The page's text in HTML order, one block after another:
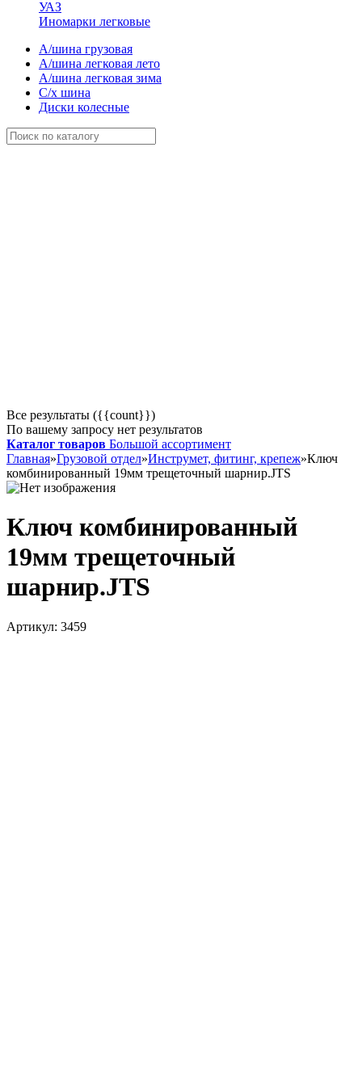
УАЗ
Иномарки легковые
А/шина грузовая
А/шина легковая лето
А/шина легковая зима
С/х шина
Диски колесные
Все результаты ({{count}})
По вашему запросу нет результатов
Каталог товаров Большой ассортимент
Главная»Грузовой отдел»Инструмет, фитинг, крепеж»Ключ
комбинированный 19мм трещеточный шарнир.JTS
Ключ комбинированный
19мм трещеточный
шарнир.JTS
Артикул: 3459